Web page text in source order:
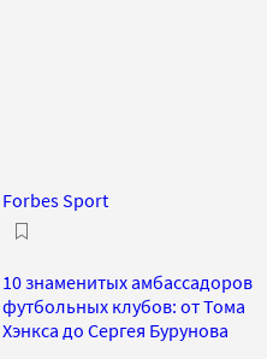
Forbes Sport
10 знаменитых амбассадоров
футбольных клубов: от Тома
Хэнкса до Сергея Бурунова